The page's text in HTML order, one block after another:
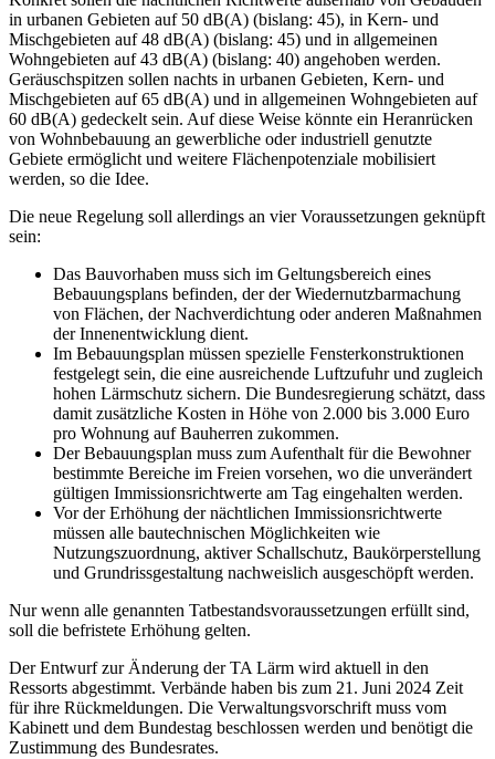
in urbanen Gebieten auf 50 dB(A) (bislang: 45), in Kern- und
Mischgebieten auf 48 dB(A) (bislang: 45) und in allgemeinen
Wohngebieten auf 43 dB(A) (bislang: 40) angehoben werden.
Geräuschspitzen sollen nachts in urbanen Gebieten, Kern- und
Mischgebieten auf 65 dB(A) und in allgemeinen Wohngebieten auf
60 dB(A) gedeckelt sein. Auf diese Weise könnte ein Heranrücken
von Wohnbebauung an gewerbliche oder industriell genutzte
Gebiete ermöglicht und weitere Flächenpotenziale mobilisiert
werden, so die Idee.
Die neue Regelung soll allerdings an vier Voraussetzungen geknüpft
sein:
Das Bauvorhaben muss sich im Geltungsbereich eines
Bebauungsplans befinden, der der Wiedernutzbarmachung
von Flächen, der Nachverdichtung oder anderen Maßnahmen
der Innenentwicklung dient.
Im Bebauungsplan müssen spezielle Fensterkonstruktionen
festgelegt sein, die eine ausreichende Luftzufuhr und zugleich
hohen Lärmschutz sichern. Die Bundesregierung schätzt, dass
damit zusätzliche Kosten in Höhe von 2.000 bis 3.000 Euro
pro Wohnung auf Bauherren zukommen.
Der Bebauungsplan muss zum Aufenthalt für die Bewohner
bestimmte Bereiche im Freien vorsehen, wo die unverändert
gültigen Immissionsrichtwerte am Tag eingehalten werden.
Vor der Erhöhung der nächtlichen Immissionsrichtwerte
müssen alle bautechnischen Möglichkeiten wie
Nutzungszuordnung, aktiver Schallschutz, Baukörperstellung
und Grundrissgestaltung nachweislich ausgeschöpft werden.
Nur wenn alle genannten Tatbestandsvoraussetzungen erfüllt sind,
soll die befristete Erhöhung gelten.
Der Entwurf zur Änderung der TA Lärm wird aktuell in den
Ressorts abgestimmt. Verbände haben bis zum 21. Juni 2024 Zeit
für ihre Rückmeldungen. Die Verwaltungsvorschrift muss vom
Kabinett und dem Bundestag beschlossen werden und benötigt die
Zustimmung des Bundesrates.